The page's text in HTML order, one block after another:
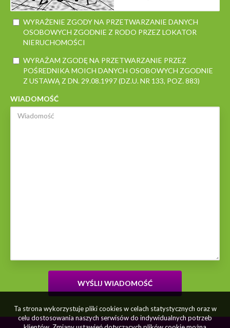
WYRAŻENIE ZGODY NA PRZETWARZANIE DANYCH
OSOBOWYCH ZGODNIE Z RODO PRZEZ LOKATOR
NIERUCHOMOŚCI
WYRAŻAM ZGODĘ NA PRZETWARZANIE PRZEZ
POŚREDNIKA MOICH DANYCH OSOBOWYCH ZGODNIE
Z USTAWĄ Z DN. 29.08.1997 (DZ.U. NR 133, POZ. 883)
WIADOMOŚĆ
Ta strona wykorzystuje pliki cookies w celach statystycznych oraz w
celu dostosowania naszych serwisów do indywidualnych potrzeb